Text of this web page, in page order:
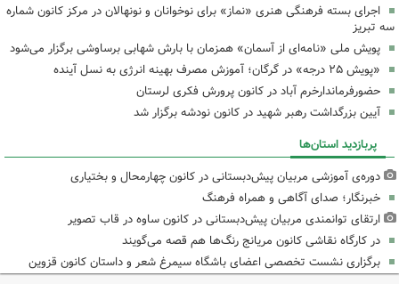
اجرای بسته فرهنگی هنری «نماز» برای نوخوانان و نونهالان در مرکز کانون شماره
سه تبریز
پویش ملی «نامه‌ای از آسمان» همزمان با بارش شهابی برساوشی برگزار می‌شود
«پویش ۲۵ درجه» در گرگان؛ آموزش مصرف بهینه انرژی به نسل آینده
حضورفرماندارخرم آباد در کانون پرورش فکری لرستان
آیین بزرگداشت رهبر شهید در کانون نودشه برگزار شد
پربازدید استان‌ها
دوره‌ی آموزشی مربیان پیش‌دبستانی در کانون چهارمحال و بختیاری
خبرنگار؛ صدای آگاهی و همراه فرهنگ
ارتقای توانمندی مربیان پیش‌دبستانی در کانون ساوه در قاب تصویر
در کارگاه نقاشی کانون مریانج رنگ‌ها هم قصه می‌گویند
برگزاری نشست تخصصی اعضای باشگاه سیمرغ شعر و داستان کانون قزوین